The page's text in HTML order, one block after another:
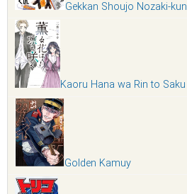
Gekkan Shoujo Nozaki-kun
Kaoru Hana wa Rin to Saku
Golden Kamuy